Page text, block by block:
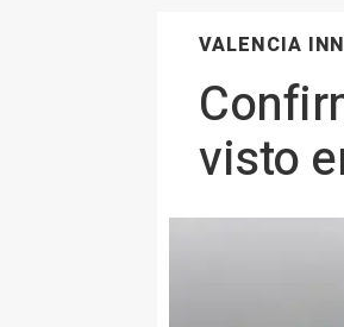
VALENCIA
visto